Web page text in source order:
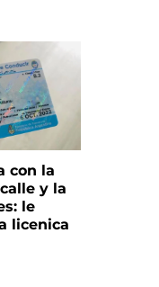
con la
y la
le
licenica